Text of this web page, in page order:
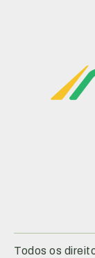
Todos os